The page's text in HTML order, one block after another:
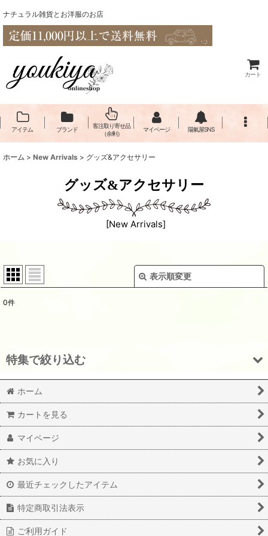
ナチュラル雑貨とお洋服のお店
カート
アイテム ブランド
客注取り寄せ品
（余剰）
マイページ 陽氣屋SNS
ホーム > New Arrivals > グッズ&アクセサリー
グッズ&アクセサリー
[New Arrivals]
表示順変更
0件
特集で絞り込む
トップス
ボトムス
アウター
ワンピース
グッズ&アクセサリー
ホーム
カートを見る
マイページ
お気に入り
最近チェックしたアイテム
特定商取引法表示
ご利用ガイド